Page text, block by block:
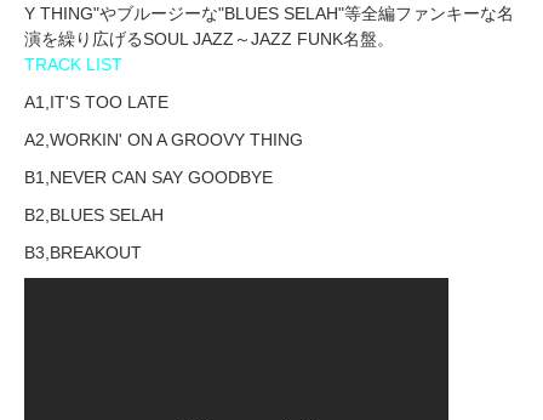
Y THING"やブルージーな"BLUES SELAH"等全編ファンキーな名
演を繰り広げるSOUL JAZZ～JAZZ FUNK名盤。
TRACK LIST
A1,IT'S TOO LATE
A2,WORKIN' ON A GROOVY THING
B1,NEVER CAN SAY GOODBYE
B2,BLUES SELAH
B3,BREAKOUT